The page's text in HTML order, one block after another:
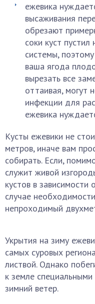
ежевика
высаживания
обрезают
соки куст
системы,
ваша ягода
вырезать все
оттаивая, могут
инфекции для
ежевика
Кусты ежевики не
метров, иначе вам
собирать. Если,
служит живой
кустов в
случае
непроходимый
Укрытия на зиму
самых суровых
листвой. Однако
к земле
зимний ветер.